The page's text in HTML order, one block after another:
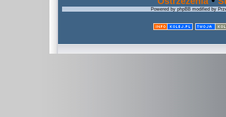
Powered by phpBB modified by